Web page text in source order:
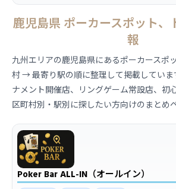
鹿児島県 ポーカースポット、
報
九州エリアの鹿児島県にあるポーカースポ
村 → 最寄り駅の順に整理して掲載していま
ナメント開催店、リングゲーム常設店、初
区町村別・駅別に探したい方向けのまとめ
Poker Bar ALL-IN（オールイン）